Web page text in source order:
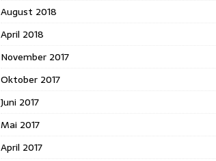
August 2018
April 2018
November 2017
Oktober 2017
Juni 2017
Mai 2017
April 2017